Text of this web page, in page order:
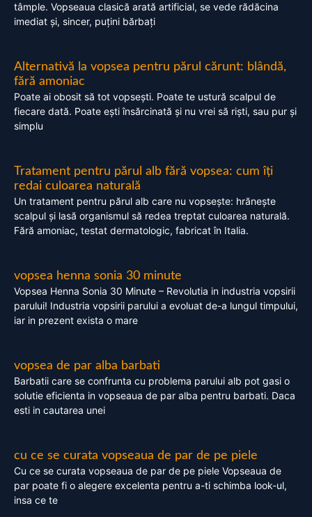
tâmple. Vopseaua clasică arată artificial, se vede rădăcina
imediat și, sincer, puțini bărbați
Alternativă la vopsea pentru părul cărunt: blândă,
fără amoniac
Poate ai obosit să tot vopsești. Poate te ustură scalpul de
fiecare dată. Poate ești însărcinată și nu vrei să riști, sau pur și
simplu
Tratament pentru părul alb fără vopsea: cum îți
redai culoarea naturală
Un tratament pentru părul alb care nu vopsește: hrănește
scalpul și lasă organismul să redea treptat culoarea naturală.
Fără amoniac, testat dermatologic, fabricat în Italia.
vopsea henna sonia 30 minute
Vopsea Henna Sonia 30 Minute – Revolutia in industria vopsirii
parului! Industria vopsirii parului a evoluat de-a lungul timpului,
iar in prezent exista o mare
vopsea de par alba barbati
Barbatii care se confrunta cu problema parului alb pot gasi o
solutie eficienta in vopseaua de par alba pentru barbati. Daca
esti in cautarea unei
cu ce se curata vopseaua de par de pe piele
Cu ce se curata vopseaua de par de pe piele Vopseaua de
par poate fi o alegere excelenta pentru a-ti schimba look-ul,
insa ce te